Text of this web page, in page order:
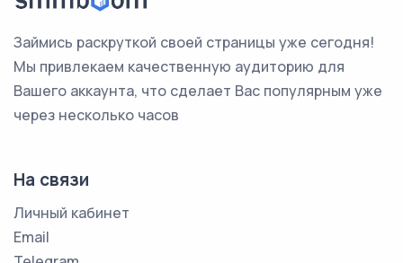
Займись раскруткой своей страницы уже сегодня!
Мы привлекаем качественную аудиторию для
Вашего аккаунта, что сделает Вас популярным уже
через несколько часов
На связи
Личный кабинет
Email